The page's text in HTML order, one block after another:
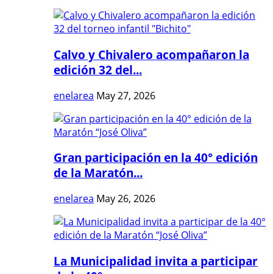
Calvo y Chivalero acompañaron la
edición 32 del...
enelarea May 27, 2026
Gran participación en la 40° edición
de la Maratón...
enelarea May 26, 2026
La Municipalidad invita a participar